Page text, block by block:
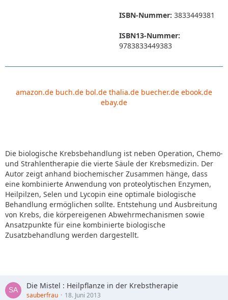
ISBN-Nummer: 3833449381
ISBN13-Nummer:
9783833449383
amazon.de buch.de bol.de thalia.de buecher.de ebook.de
ebay.de
Die biologische Krebsbehandlung ist neben Operation, Chemo-
und Strahlentherapie die vierte Säule der Krebsmedizin. Der
Autor zeigt anhand biochemischer Zusammen hänge, dass
eine kombinierte Anwendung von proteolytischen Enzymen,
Heilpilzen, Selen und Lycopin eine optimale biologische
Behandlung ermöglichen sollte. Entstehung und Ausbreitung
von Krebs, die körpereigenen Abwehrmechanismen sowie
Ansatzpunkte für eine kombinierte biologische
Zusatzbehandlung werden dargestellt.
Die Mistel : Heilpflanze in der Krebstherapie
sauberfrau 18. Juni 2013